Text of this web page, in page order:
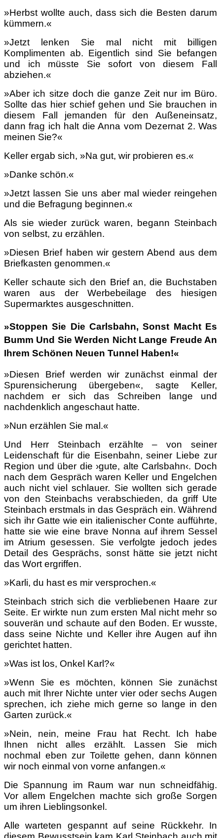
»Herbst wollte auch, dass sich die Besten darum
kümmern.«
»Jetzt lenken Sie mal nicht mit billigen
Komplimenten ab. Eigentlich sind Sie befangen
und ich müsste Sie sofort von diesem Fall
abziehen.«
»Aber ich sitze doch die ganze Zeit nur im Büro.
Sollte das hier schief gehen und Sie brauchen in
diesem Fall jemanden für den Außeneinsatz,
dann frag ich halt die Anna vom Dezernat 2. Was
meinen Sie?«
Keller ergab sich, »Na gut, wir probieren es.«
»Danke schön.«
»Jetzt lassen Sie uns aber mal wieder reingehen
und die Befragung beginnen.«
Als sie wieder zurück waren, begann Steinbach
von selbst, zu erzählen.
»Diesen Brief haben wir gestern Abend aus dem
Briefkasten genommen.«
Keller schaute sich den Brief an, die Buchstaben
waren aus der Werbebeilage des hiesigen
Supermarktes ausgeschnitten.
»Stoppen Sie Die Carlsbahn, Sonst Macht Es
Bumm Und Sie Werden Nicht Lange Freude An
Ihrem Schönen Neuen Tunnel Haben!«
»Diesen Brief werden wir zunächst einmal der
Spurensicherung übergeben«, sagte Keller,
nachdem er sich das Schreiben lange und
nachdenklich angeschaut hatte.
»Nun erzählen Sie mal.«
Und Herr Steinbach erzählte – von seiner
Leidenschaft für die Eisenbahn, seiner Liebe zur
Region und über die ›gute, alte Carlsbahn‹. Doch
nach dem Gespräch waren Keller und Engelchen
auch nicht viel schlauer. Sie wollten sich gerade
von den Steinbachs verabschieden, da griff Ute
Steinbach erstmals in das Gespräch ein. Während
sich ihr Gatte wie ein italienischer Conte aufführte,
hatte sie wie eine brave Nonna auf ihrem Sessel
im Atrium gesessen. Sie verfolgte jedoch jedes
Detail des Gesprächs, sonst hätte sie jetzt nicht
das Wort ergriffen.
»Karli, du hast es mir versprochen.«
Steinbach strich sich die verbliebenen Haare zur
Seite. Er wirkte nun zum ersten Mal nicht mehr so
souverän und schaute auf den Boden. Er wusste,
dass seine Nichte und Keller ihre Augen auf ihn
gerichtet hatten.
»Was ist los, Onkel Karl?«
»Wenn Sie es möchten, können Sie zunächst
auch mit Ihrer Nichte unter vier oder sechs Augen
sprechen, ich ziehe mich gerne so lange in den
Garten zurück.«
»Nein, nein, meine Frau hat Recht. Ich habe
Ihnen nicht alles erzählt. Lassen Sie mich
nochmal eben zur Toilette gehen, dann können
wir noch einmal von vorne anfangen.«
Die Spannung im Raum war nun schneidfähig.
Vor allem Engelchen machte sich große Sorgen
um ihren Lieblingsonkel.
Alle warteten gespannt auf seine Rückkehr. In